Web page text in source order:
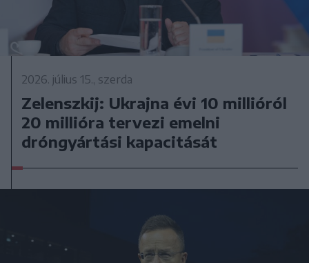
2026. július 15., szerda
Zelenszkij: Ukrajna évi 10 millióról
20 millióra tervezi emelni
dróngyártási kapacitását